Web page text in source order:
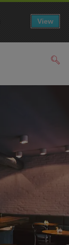
View